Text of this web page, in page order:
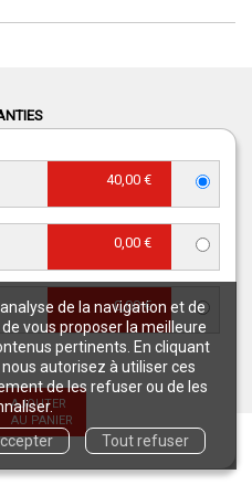
de la navigation et de
vous proposer la meilleure
pertinents. En cliquant
autorisez à utiliser ces
de les refuser ou de les
Tout refuser
40,00 €
0,00 €
0,00 €
AJOUTER
AU PANIER
LIVRAISON
JOURS OUVRÉS*
LIVRAISON À 3€
À PARTIR DE 50 € D'ACHAT*